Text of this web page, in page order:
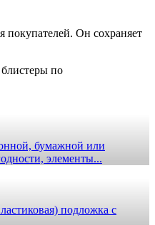
покупателей. Он сохраняет
по
бумажной или
элементы...
подложка с